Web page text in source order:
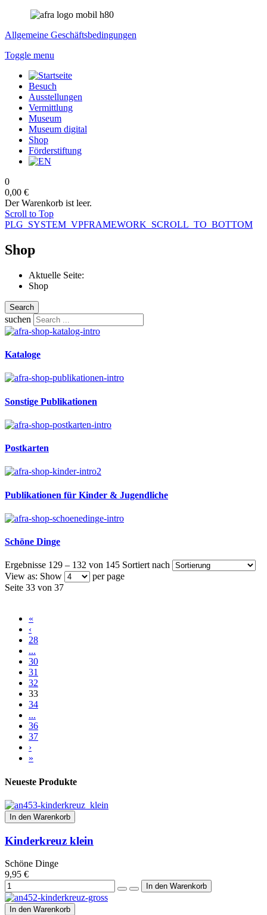
Allgemeine Geschäftsbedingungen
Toggle menu
Besuch
Ausstellungen
Vermittlung
Museum
Museum digital
Shop
Förderstiftung
0
0,00 €
Der Warenkorb ist leer.
Scroll to Top
PLG_SYSTEM_VPFRAMEWORK_SCROLL_TO_BOTTOM
Shop
Aktuelle Seite:
Shop
Search
suchen
Kataloge
Sonstige Publikationen
Postkarten
Publikationen für Kinder & Jugendliche
Schöne Dinge
Ergebnisse 129 – 132 von 145 Sortiert nach
View as: Show
per page
Seite 33 von 37
«
‹
28
...
30
31
32
33
34
...
36
37
›
»
Neueste Produkte
In den Warenkorb
Kinderkreuz klein
Schöne Dinge
9,95 €
In den Warenkorb